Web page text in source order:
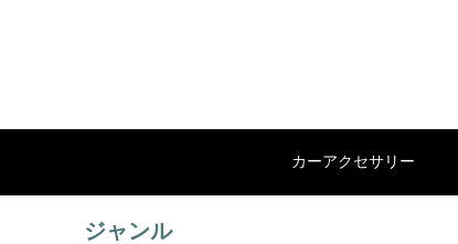
カーアクセサリー
ジャンル